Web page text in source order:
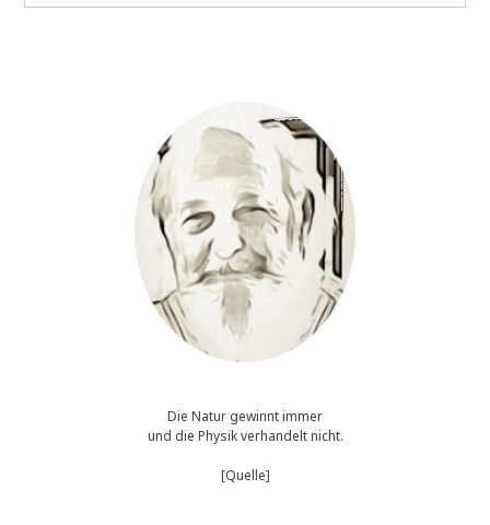
Die Natur gewinnt immer
und die Physik verhandelt nicht.
[Quelle]